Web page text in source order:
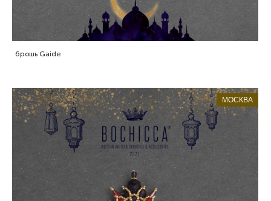
брошь Gaide
МОСКВА